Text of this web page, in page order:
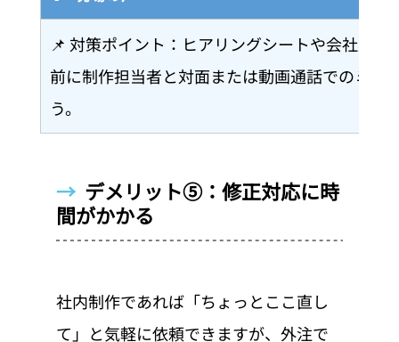
📌 対策ポイント：ヒアリングシートや会社案
前に制作担当者と対面または動画通話でのミー
う。
→ デメリット⑤：修正対応に時
間がかかる
社内制作であれば「ちょっとここ直し
て」と気軽に依頼できますが、外注で